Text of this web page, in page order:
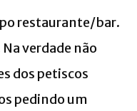
restaurante/bar.
Na verdade não
dos petiscos
pedindo um